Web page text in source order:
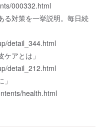
000332.html
る対策を一挙説明。毎日続
detail_344.html
アとは」
detail_212.html
health.html